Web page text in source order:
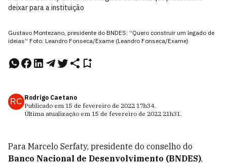
deixar para a instituição
Gustavo Montezano, presidente do BNDES: “Quero construir um legado de
ideias” Foto: Leandro Fonseca/Exame (Leandro Fonseca/Exame)
RC Rodrigo Caetano
Publicado em 15 de fevereiro de 2022 17h34.
Última atualização em 15 de fevereiro de 2022 21h31.
Para Marcelo Serfaty, presidente do conselho do
Banco Nacional de Desenvolvimento (BNDES),